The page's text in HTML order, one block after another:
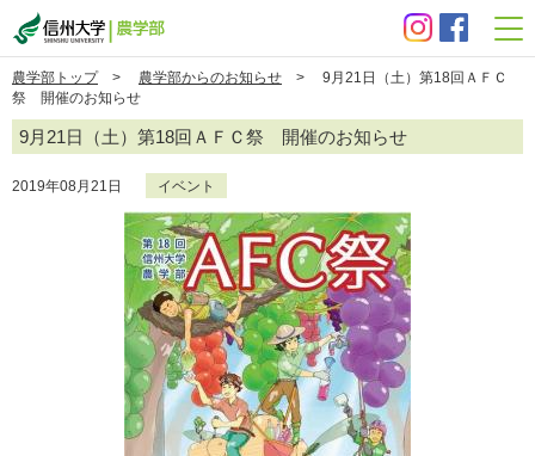
農学部トップ> 農学部からのお知らせ > 9月21日（土）第18回ＡＦＣ
祭 開催のお知らせ
9月21日（土）第18回ＡＦＣ祭 開催のお知らせ
2019年08月21日 イベント